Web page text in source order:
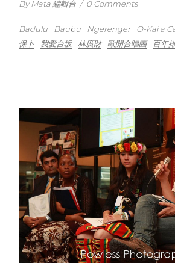
By Mata 編輯台 / 0 Comments
Badulu Baubu Ngerenger O-Kai a
保卜
我愛台坂 林廣財 歐開合唱團 百年